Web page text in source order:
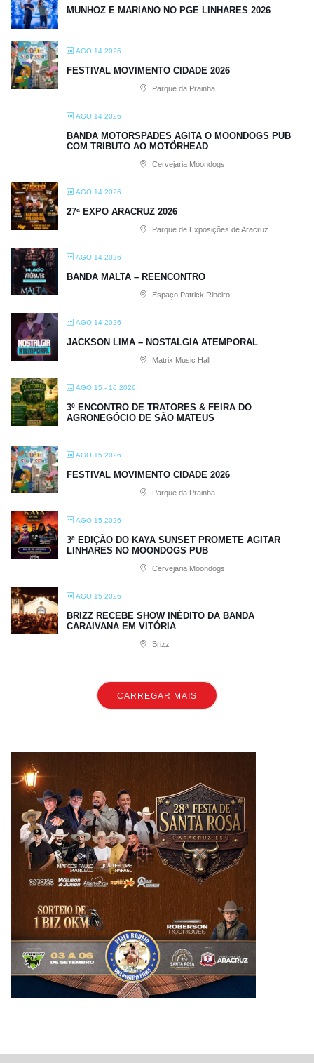
MUNHOZ E MARIANO NO PGE LINHARES 2026
AGO 14 2026
FESTIVAL MOVIMENTO CIDADE 2026
Parque da Prainha
AGO 14 2026
BANDA MOTORSPADES AGITA O MOONDOGS PUB
COM TRIBUTO AO MOTÖRHEAD
Cervejaria Moondogs
AGO 14 2026
27ª EXPO ARACRUZ 2026
Parque de Exposições de Aracruz
AGO 14 2026
BANDA MALTA – REENCONTRO
Espaço Patrick Ribeiro
AGO 14 2026
JACKSON LIMA – NOSTALGIA ATEMPORAL
Matrix Music Hall
AGO 15 - 16 2026
3º ENCONTRO DE TRATORES & FEIRA DO
AGRONEGÓCIO DE SÃO MATEUS
AGO 15 2026
FESTIVAL MOVIMENTO CIDADE 2026
Parque da Prainha
AGO 15 2026
3ª EDIÇÃO DO KAYA SUNSET PROMETE AGITAR
LINHARES NO MOONDOGS PUB
Cervejaria Moondogs
AGO 15 2026
BRIZZ RECEBE SHOW INÉDITO DA BANDA
CARAIVANA EM VITÓRIA
Brizz
CARREGAR MAIS